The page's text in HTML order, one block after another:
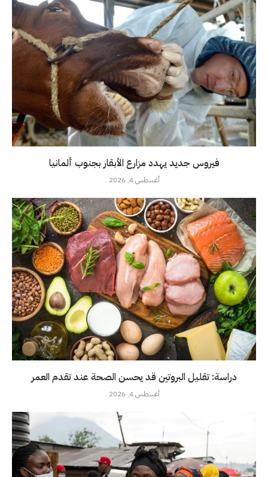
فيروس جديد يهدد مزارع الأبقار بجنوب ألمانيا
أغسطس 4, 2026
دراسة: تقليل البروتين قد يحسن الصحة عند تقدم العمر
أغسطس 4, 2026